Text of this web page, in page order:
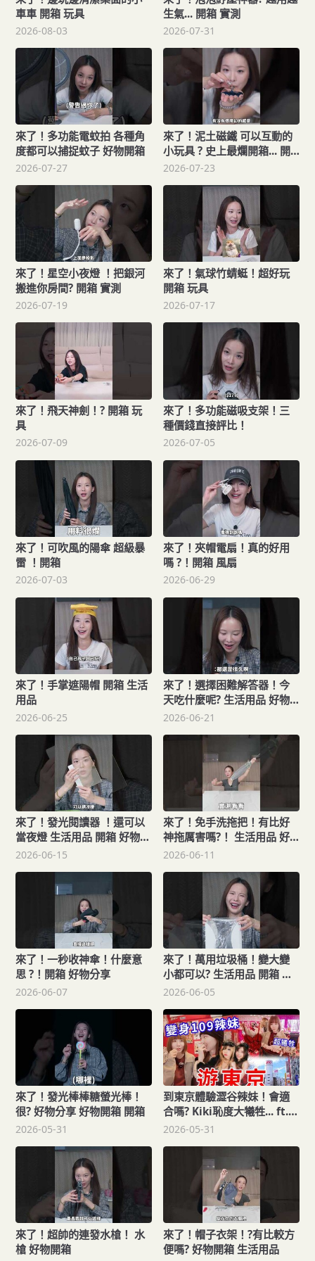
車車 開箱 玩具
2026-08-03
生氣... 開箱 實測
2026-07-31
來了！多功能電蚊拍 各種角
度都可以捕捉蚊子 好物開箱
2026-07-27
來了！泥土磁鐵 可以互動的
小玩具 ? 史上最爛開箱... 開
箱 實測
2026-07-23
來了！星空小夜燈 ！把銀河
搬進你房間? 開箱 實測
2026-07-19
來了！氣球竹蜻蜓！超好玩
開箱 玩具
2026-07-17
來了！飛天神劍！? 開箱 玩
具
2026-07-09
來了！多功能磁吸支架！三
種價錢直接評比！
2026-07-05
來了！可吹風的陽傘 超級暴
雷 ！開箱
2026-07-03
來了！夾帽電扇！真的好用
嗎 ?！開箱 風扇
2026-06-29
來了！手掌遮陽帽 開箱 生活
用品
2026-06-25
來了！選擇困難解答器！今
天吃什麼呢? 生活用品 好物
開箱
2026-06-21
來了！發光閱讀器 ！還可以
當夜燈 生活用品 開箱 好物分
享
2026-06-15
來了！免手洗拖把！有比好
神拖厲害嗎?！ 生活用品 好
物開箱
2026-06-11
來了！一秒收神傘！什麼意
思 ?！開箱 好物分享
2026-06-07
來了！萬用垃圾桶！變大變
小都可以? 生活用品 開箱 好
物分享 好物開箱 開箱
2026-06-05
來了！發光棒棒糖螢光棒！
很? 好物分享 好物開箱 開箱
2026-05-31
到東京體驗澀谷辣妹！會適
合嗎? Kiki恥度大犧牲... ft.
minikiki_0529
2026-05-31
來了！超帥的連發水槍！ 水
槍 好物開箱
來了！帽子衣架！?有比較方
便嗎? 好物開箱 生活用品